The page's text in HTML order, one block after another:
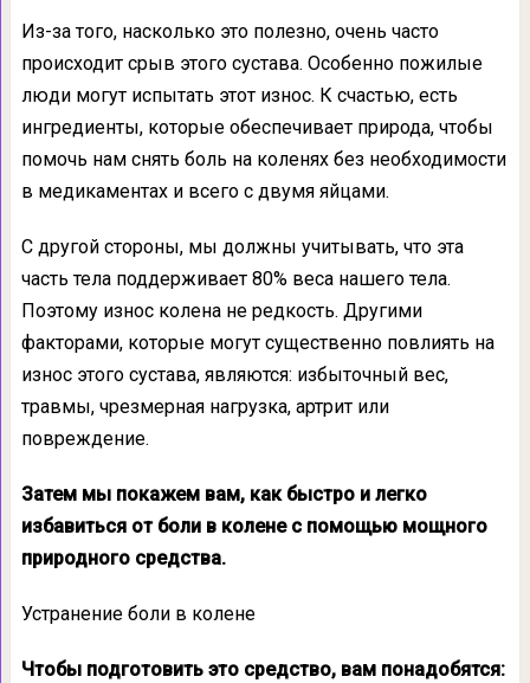
Из-за того, насколько это полезно, очень часто
происходит срыв этого сустава. Особенно пожилые
люди могут испытать этот износ. К счастью, есть
ингредиенты, которые обеспечивает природа, чтобы
помочь нам снять боль на коленях без необходимости
в медикаментах и всего с двумя яйцами.
С другой стороны, мы должны учитывать, что эта
часть тела поддерживает 80% веса нашего тела.
Поэтому износ колена не редкость. Другими
факторами, которые могут существенно повлиять на
износ этого сустава, являются: избыточный вес,
травмы, чрезмерная нагрузка, артрит или
повреждение.
Затем мы покажем вам, как быстро и легко
избавиться от боли в колене с помощью мощного
природного средства.
Устранение боли в колене
Чтобы подготовить это средство, вам понадобятся: